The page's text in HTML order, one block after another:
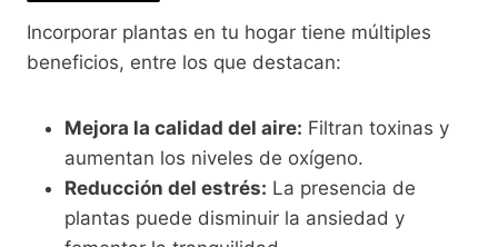
Incorporar plantas en tu hogar tiene múltiples
beneficios, entre los que destacan:
Mejora la calidad del aire: Filtran toxinas y
aumentan los niveles de oxígeno.
Reducción del estrés: La presencia de
plantas puede disminuir la ansiedad y